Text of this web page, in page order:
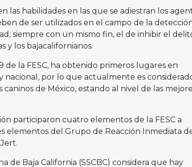
las habilidades en las que se adiestran los
de ser utilizados en el campo de la
siempre con un mismo fin, el de inhibir el
y los bajacalifornianos.
de la FESC, ha obtenido primeros lugares en
por lo que actualmente es
de México, estando al nivel de las
participaron cuatro elementos de la FESC a
elementos del Grupo de Reacción Inmediata
de Baja California (SSCBC) considera que hay